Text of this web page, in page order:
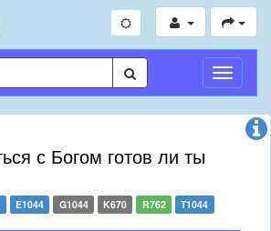
切
換
導
с Богом готов ли ты
E1044 G1044 K670 R762 T1044